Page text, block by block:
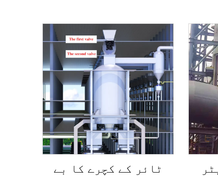
ٹائر کے کچرے کا بے